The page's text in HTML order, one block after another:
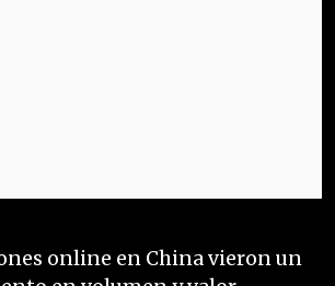
online en China vieron un